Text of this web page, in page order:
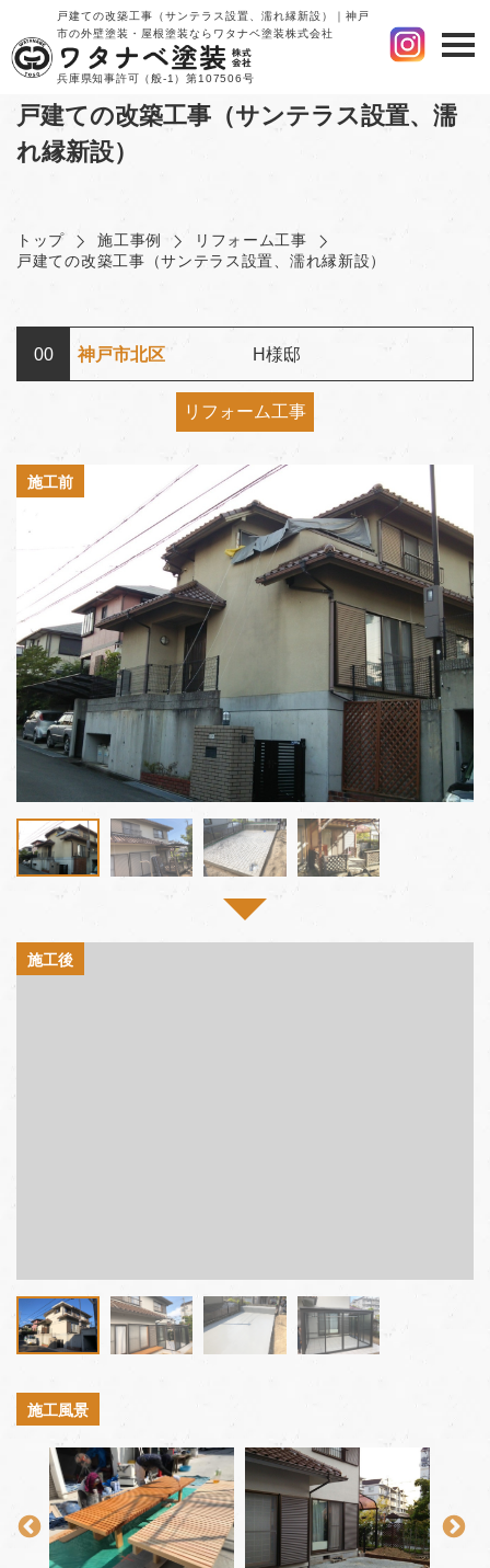
戸建ての改築工事（サンテラス設置、濡れ縁新設）｜神戸
市の外壁塗装・屋根塗装ならワタナベ塗装株式会社
兵庫県知事許可（般-1）第107506号
戸建ての改築工事（サンテラス設置、濡
れ縁新設）
トップ 施工事例
リフォーム工事
戸建ての改築工事（サンテラス設置、濡れ縁新設）
00 神戸市北区 H様邸
リフォーム工事